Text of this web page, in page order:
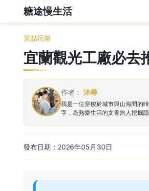
糖途慢生活
景點玩樂
宜蘭觀光工廠必去
作者： 沐尋
我是一位穿梭於城市與山海間的
字，為熱愛生活的文青旅人挖掘
發布日期：2026年05月30日